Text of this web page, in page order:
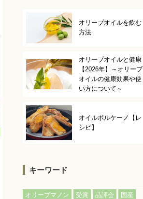
オリーブオイルを飲む
方法
オリーブオイルと健康
【2026年】～オリーブ
オイルの健康効果や使
い方について～
オイルボルケーノ【レ
シピ】
キーワード
オリーブマノン 受賞 品評会 国産